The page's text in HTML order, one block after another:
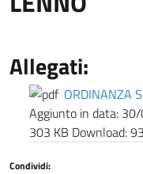
Allegati:
ORDINANZA
Aggiunto in data:
303 KB Download:
Condividi: